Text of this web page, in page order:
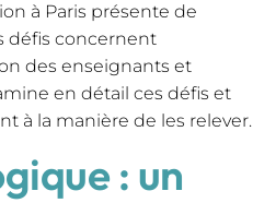
à Paris présente de
défis concernent
des enseignants et
en détail ces défis et
à la manière de les relever.
: un